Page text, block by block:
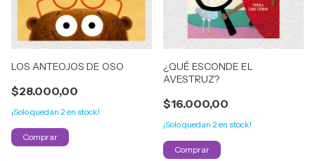
LOS ANTEOJOS DE OSO
$28.000,00
¡Solo quedan 2 en stock!
¿QUÉ ESCONDE EL
AVESTRUZ?
$16.000,00
¡Solo quedan 2 en stock!